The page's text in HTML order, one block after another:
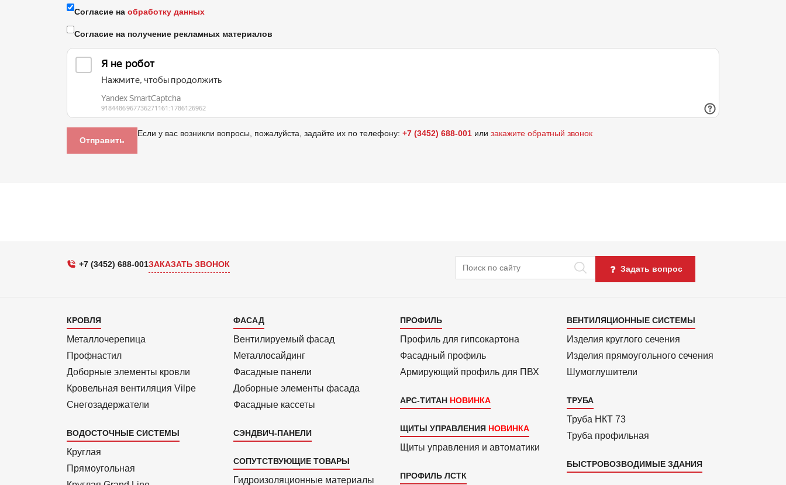
Согласие на обработку данных
Согласие на получение рекламных материалов
Если у вас возникли вопросы, пожалуйста, задайте их по телефону: +7 (3452) 688-001 или закажите обратный звонок
+7 (3452) 688-001ЗАКАЗАТЬ ЗВОНОК Поиск Задать вопрос
Каталог
1
КРОВЛЯ
Металлочерепица
Профнастил
Доборные элементы кровли
Кровельная вентиляция Vilpe
Снегозадержатели
ВОДОСТОЧНЫЕ СИСТЕМЫ
Круглая
Прямоуголь­ная
Каталог
2
ФАСАД
Вентилиру­емый фасад
Металло­сайдинг
Фасадные панели
Доборные элементы фасада
Фасадные кассеты
СЭНДВИЧ-ПАНЕЛИ
СОПУТСТВУЮЩИЕ ТОВАРЫ
Гидроизоля­ционные материалы
Каталог
3
ПРОФИЛЬ
Профиль для гипсо­картона
Фасадный профиль
Армиру­ю­щий профиль для ПВХ
АРС-ТИТАН
ЩИТЫ УПРАВЛЕНИЯ
Щиты управления и автоматики
ПРОФИЛЬ ЛСТК
Каталог
4
ВЕНТИЛЯЦИОННЫЕ СИСТЕМЫ
Изделия круглого сечения
Изделия прямоуголь­ного сечения
Шумоглушители
ТРУБА
Труба НКТ 73
Труба профильная
БЫСТРОВОЗВОДИМЫЕ ЗДАНИЯ